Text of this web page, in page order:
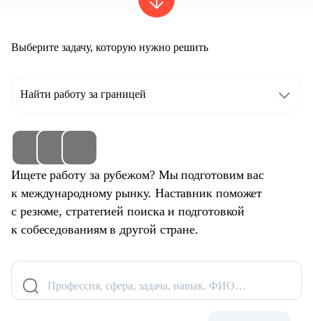
Выберите задачу, которую нужно решить
Найти работу за границей
Ищете работу за рубежом? Мы подготовим вас
к международному рынку. Наставник поможет
с резюме, стратегией поиска и подготовкой
к собеседованиям в другой стране.
Профессия, сфера, задача, навык, ФИО…